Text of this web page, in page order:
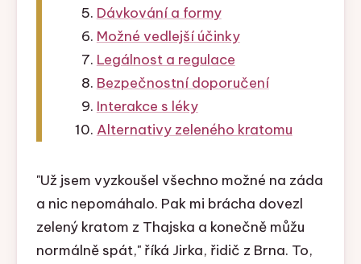
Dávkování a formy
Možné vedlejší účinky
Legálnost a regulace
Bezpečnostní doporučení
Interakce s léky
Alternativy zeleného kratomu
"Už jsem vyzkoušel všechno možné na záda
a nic nepomáhalo. Pak mi brácha dovezl
zelený kratom z Thajska a konečně můžu
normálně spát," říká Jirka, řidič z Brna. To,